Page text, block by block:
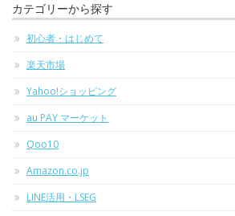
カテゴリーから探す
初心者・はじめて
楽天市場
Yahoo!ショッピング
au PAY マーケット
Qoo10
Amazon.co.jp
LINE活用・LSEG